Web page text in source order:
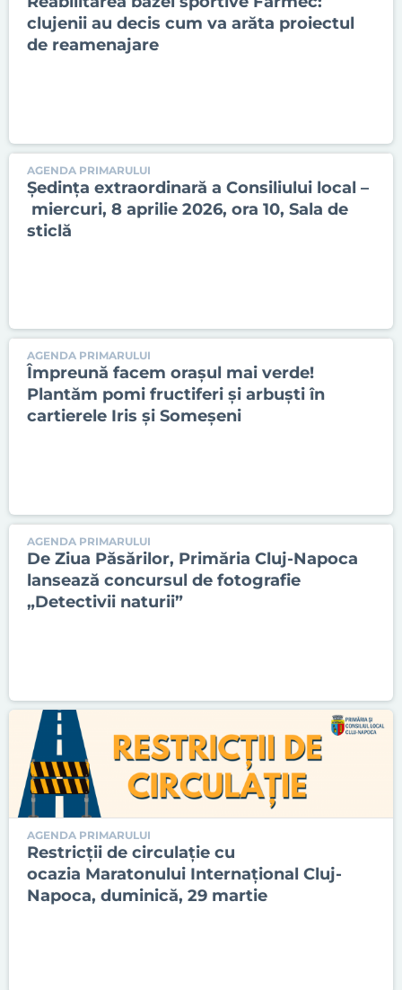
clujenii au decis cum va arăta proiectul
de reamenajare
AGENDA PRIMARULUI
Ședinţa extraordinară a Consiliului local –
miercuri, 8 aprilie 2026, ora 10, Sala de
sticlă
AGENDA PRIMARULUI
Împreună facem orașul mai verde!
Plantăm pomi fructiferi și arbuști în
cartierele Iris și Someșeni
AGENDA PRIMARULUI
De Ziua Păsărilor, Primăria Cluj-Napoca
lansează concursul de fotografie
„Detectivii naturii”
AGENDA PRIMARULUI
Restricții de circulație cu
ocazia Maratonului Internațional Cluj-
Napoca, duminică, 29 martie